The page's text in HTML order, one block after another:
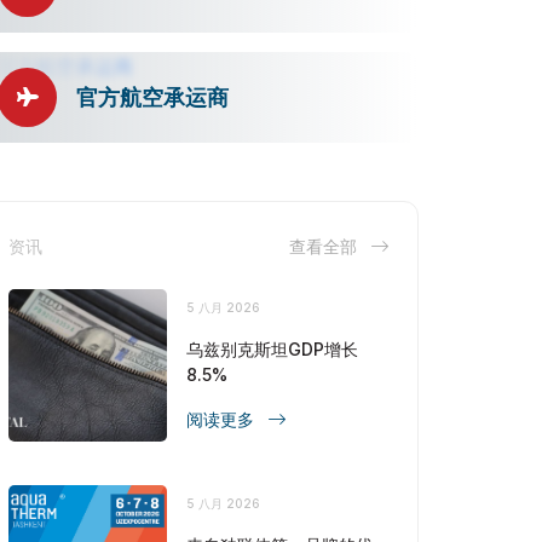
官方航空承运商
资讯 查看全部
5 八月 2026
乌兹别克斯坦GDP增长
8.5%
阅读更多
5 八月 2026